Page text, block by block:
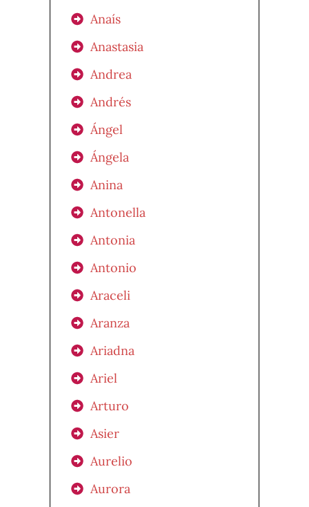
Anaís
Anastasia
Andrea
Andrés
Ángel
Ángela
Anina
Antonella
Antonia
Antonio
Araceli
Aranza
Ariadna
Ariel
Arturo
Asier
Aurelio
Aurora